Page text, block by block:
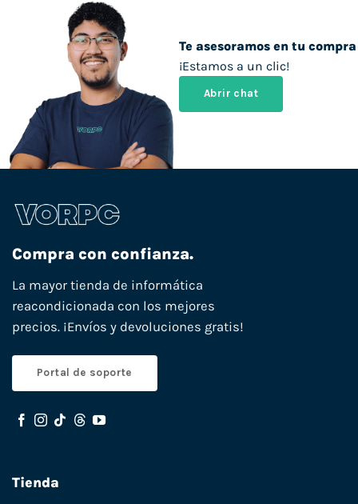
Te asesoramos en tu compra
¡Estamos a un clic!
Abrir chat
Compra con confianza.
La mayor tienda de informática
reacondicionada con los mejores
precios. ¡Envíos y devoluciones gratis!
Portal de soporte
Tienda